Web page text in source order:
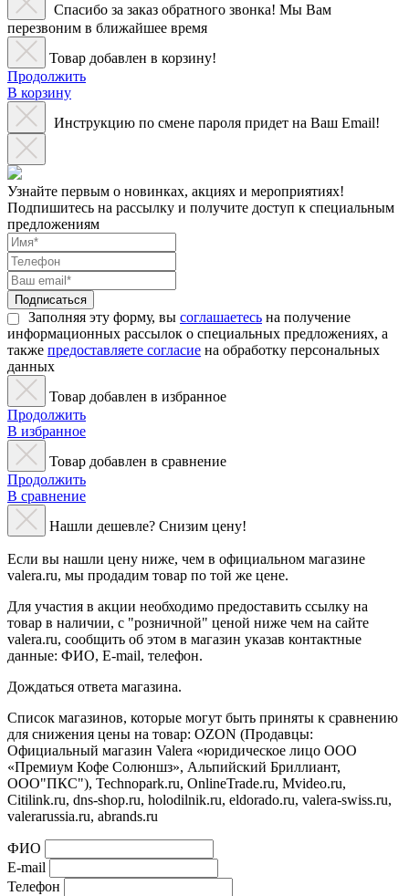
Спасибо за заказ обратного звонка! Мы Вам
перезвоним в ближайшее время
Товар добавлен в корзину!
Продолжить
В корзину
Инструкцию по смене пароля придет на Ваш Email!
Узнайте первым о новинках, акциях и мероприятиях!
Подпишитесь на рассылку и получите доступ к специальным
предложениям
Подписаться
Заполняя эту форму, вы соглашаетесь на получение
информационных рассылок о специальных предложениях, а
также предоставляете согласие на обработку персональных
данных
Товар добавлен в избранное
Продолжить
В избранное
Товар добавлен в сравнение
Продолжить
В сравнение
Нашли дешевле? Снизим цену!
Если вы нашли цену ниже, чем в официальном магазине
valera.ru, мы продадим товар по той же цене.
Для участия в акции необходимо предоставить ссылку на
товар в наличии, с "розничной" ценой ниже чем на сайте
valera.ru, сообщить об этом в магазин указав контактные
данные: ФИО, E-mail, телефон.
Дождаться ответа магазина.
Список магазинов, которые могут быть приняты к сравнению
для снижения цены на товар: OZON (Продавцы:
Официальный магазин Valera «юридическое лицо ООО
«Премиум Кофе Солюншз», Альпийский Бриллиант,
ООО"ПКС"), Technopark.ru, OnlineTrade.ru, Mvideo.ru,
Сitilink.ru, dns-shop.ru, holodilnik.ru, eldorado.ru, valera-swiss.ru,
valerarussia.ru, abrands.ru
ФИО
E-mail
Телефон